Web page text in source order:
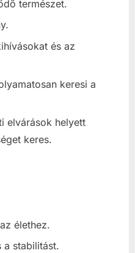
természet.
és az
keresi a
elvárások helyett
keres.
élethez.
a stabilitást.